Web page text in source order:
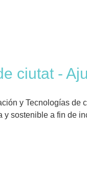
ciutat -
y Tecnologías
sostenible a fin de